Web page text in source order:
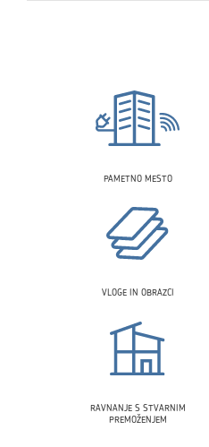
PAMETNO MESTO
VLOGE IN OBRAZCI
RAVNANJE S STVARNIM
PREMOŽENJEM